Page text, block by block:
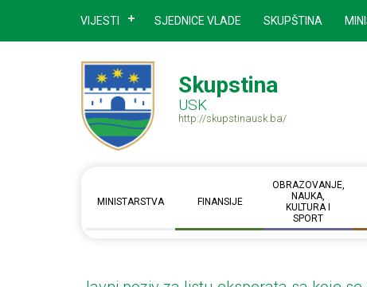
VIJESTI SJEDNICE VLADE SKUPŠTINA
Skupstina
USK
http://skupstinausk.ba/
MINISTARSTVA FINANSIJE
OBRAZOVANJE,
NAUKA,
KULTURA I
SPORT